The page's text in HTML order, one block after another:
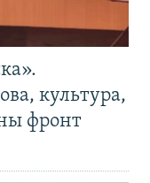
культура,
фронт